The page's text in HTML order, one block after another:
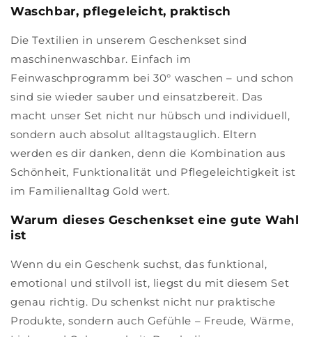
Waschbar, pflegeleicht, praktisch
Die Textilien in unserem Geschenkset sind
maschinenwaschbar. Einfach im
Feinwaschprogramm bei 30° waschen – und schon
sind sie wieder sauber und einsatzbereit. Das
macht unser Set nicht nur hübsch und individuell,
sondern auch absolut alltagstauglich. Eltern
werden es dir danken, denn die Kombination aus
Schönheit, Funktionalität und Pflegeleichtigkeit ist
im Familienalltag Gold wert.
Warum dieses Geschenkset eine gute Wahl
ist
Wenn du ein Geschenk suchst, das funktional,
emotional und stilvoll ist, liegst du mit diesem Set
genau richtig. Du schenkst nicht nur praktische
Produkte, sondern auch Gefühle – Freude, Wärme,